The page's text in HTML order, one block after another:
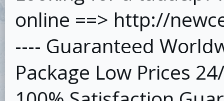
online ==> http://
---- Guaranteed
Package Low Prices